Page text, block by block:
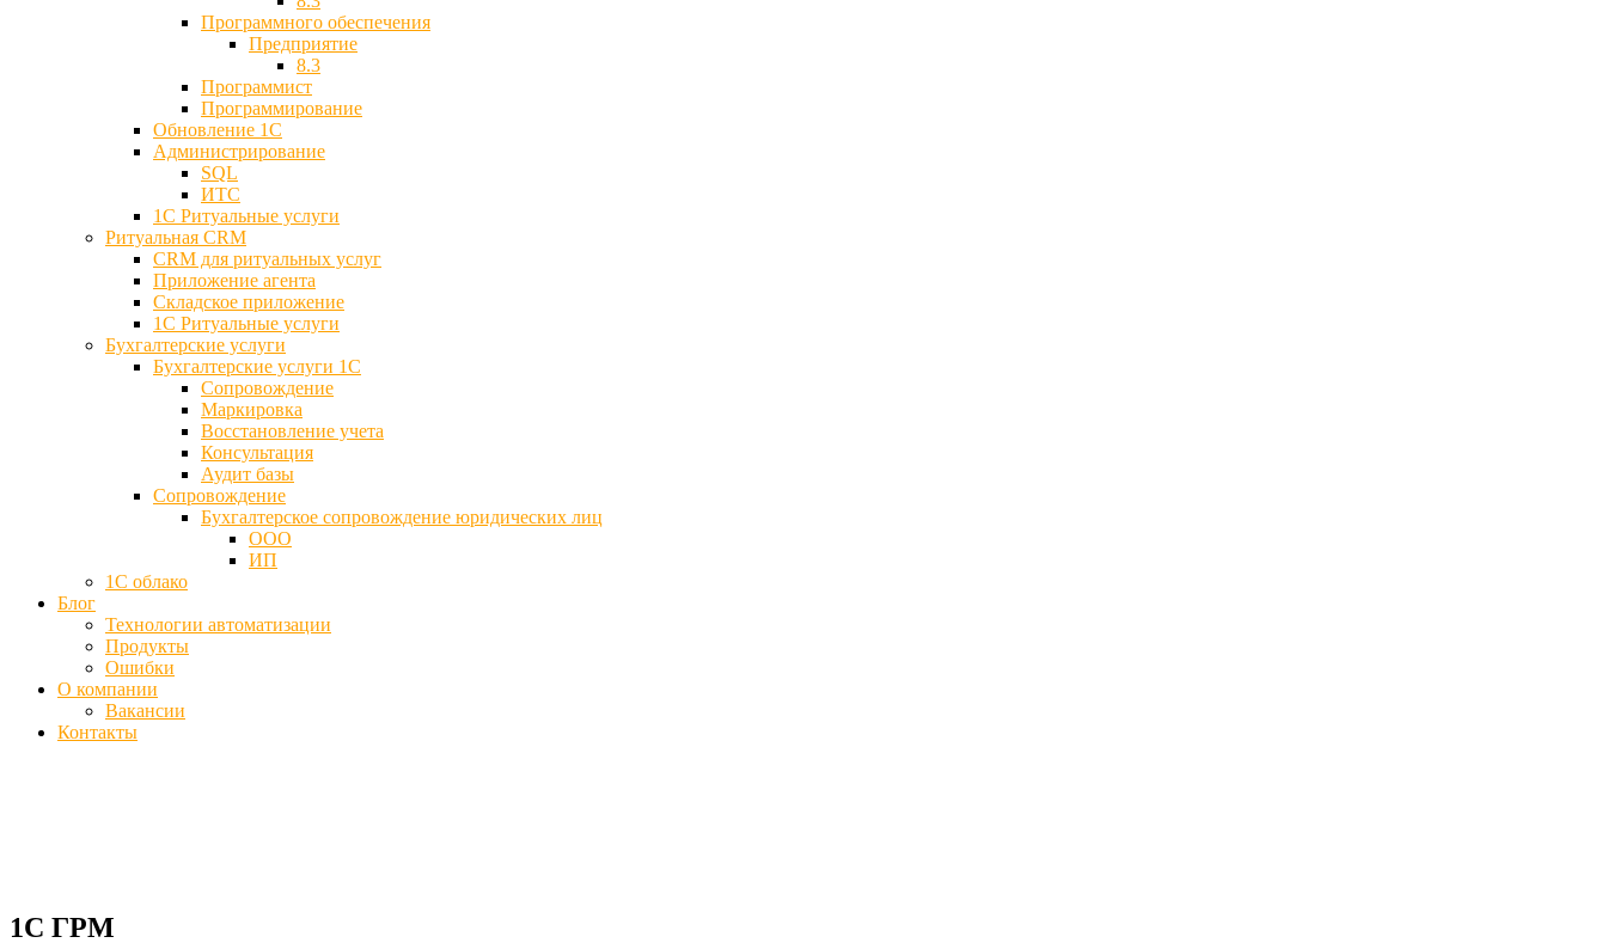
Программного обеспечения
Предприятие
8.3
Программист
Программирование
Обновление 1С
Администрирование
SQL
ИТС
1С Ритуальные услуги
Ритуальная CRM
CRM для ритуальных услуг
Приложение агента
Складское приложение
1С Ритуальные услуги
Бухгалтерские услуги
Бухгалтерские услуги 1С
Сопровождение
Маркировка
Восстановление учета
Консультация
Аудит базы
Cопровождение
Бухгалтерское сопровождение юридических лиц
ООО
ИП
1С облако
Блог
Технологии автоматизации
Продукты
Ошибки
О компании
Вакансии
Контакты
1С ГРМ